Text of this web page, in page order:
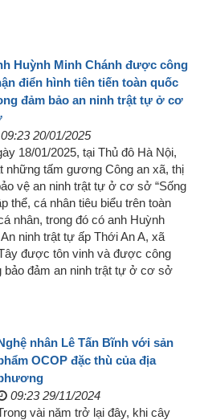
Huỳnh Minh Chánh được công
điển hình tiên tiến toàn quốc
đảm bảo an ninh trật tự ở cơ
09:23 20/01/2025
18/01/2025, tại Thủ đô Hà Nội,
những tấm gương Công an xã, thị
vệ an ninh trật tự ở cơ sở “Sống
thể, cá nhân tiêu biểu trên toàn
nhân, trong đó có anh Huỳnh
ninh trật tự ấp Thới An A, xã
được tôn vinh và được công
bảo đảm an ninh trật tự ở cơ sở
nhân Lê Tấn Bĩnh với sản
OCOP đặc thù của địa
09:23 29/11/2024
vài năm trở lại đây, khi cây